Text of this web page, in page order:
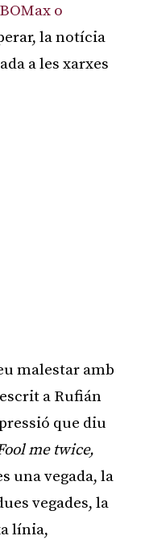
o
la notícia
a les xarxes
malestar amb
a Rufián
que diu
me twice,
una vegada, la
vegades, la
línia,